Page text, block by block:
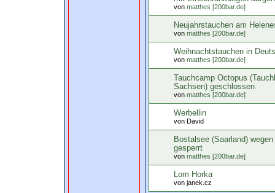
von matthes [200bar.de]
Neujahrstauchen am
von matthes [200bar.de]
Weihnachtstauchen in
von matthes [200bar.de]
Tauchcamp Octopus
Sachsen) geschlossen
von matthes [200bar.de]
Werbellin
von David
Bostalsee (Saarland)
gesperrt
von matthes [200bar.de]
Lom Horka
von janek.cz